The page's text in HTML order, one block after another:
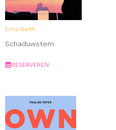
Erna Barth
Schaduwstem
RESERVEREN